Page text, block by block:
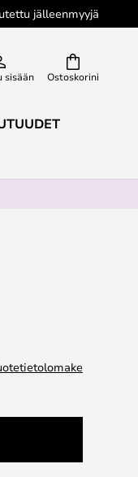
jälleenmyyjä
Ostoskorini
sisään